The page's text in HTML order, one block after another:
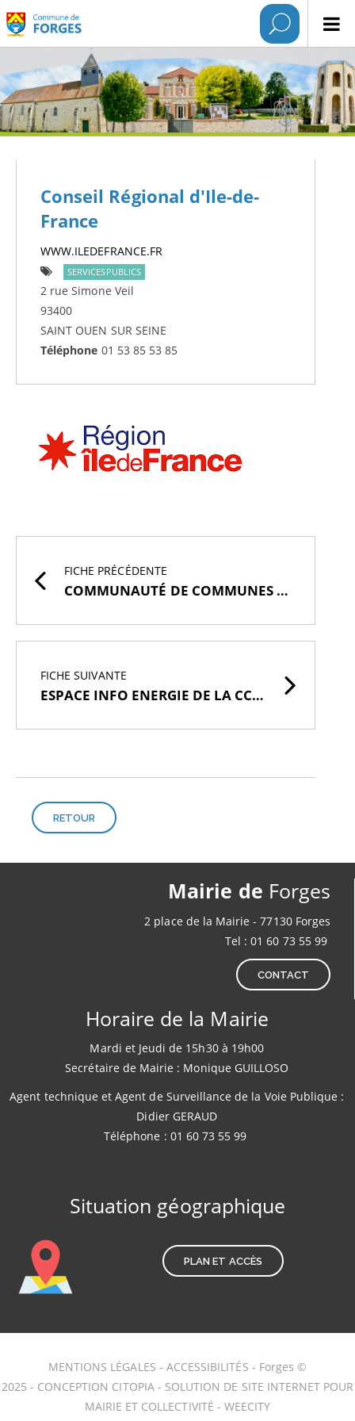
Conseil Régional d'Ile-de-
France
WWW.ILEDEFRANCE.FR
SERVICESPUBLICS
2 rue Simone Veil
93400
SAINT OUEN SUR SEINE
Téléphone 01 53 85 53 85
FICHE PRÉCÉDENTE
COMMUNAUTÉ DE COMMUNES DU PAYS DE MONTEREAU CCPM
FICHE SUIVANTE
ESPACE INFO ENERGIE DE LA CCPM
RETOUR
Mairie de Forges
2 place de la Mairie - 77130 Forges
Tel : 01 60 73 55 99
CONTACT
Horaire de la Mairie
Mardi et Jeudi de 15h30 à 19h00
Secrétaire de Mairie : Monique GUILLOSO
Agent technique et Agent de Surveillance de la Voie Publique :
Didier GERAUD
Téléphone : 01 60 73 55 99
Situation géographique
PLAN ET ACCÈS
MENTIONS LÉGALES - ACCESSIBILITÉS - Forges ©
2025 - CONCEPTION CITOPIA- SOLUTION DE SITE INTERNET POUR
MAIRIE ET COLLECTIVITÉ - WEECITY